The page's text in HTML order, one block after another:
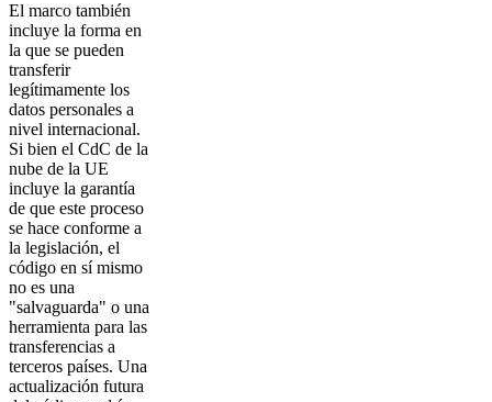
El marco también
incluye la forma en
la que se pueden
transferir
legítimamente los
datos personales a
nivel internacional.
Si bien el CdC de la
nube de la UE
incluye la garantía
de que este proceso
se hace conforme a
la legislación, el
código en sí mismo
no es una
"salvaguarda" o una
herramienta para las
transferencias a
terceros países. Una
actualización futura